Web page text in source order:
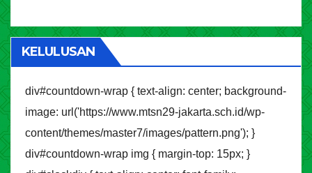
KELULUSAN
div#countdown-wrap { text-align: center; background-
image: url('https://www.mtsn29-jakarta.sch.id/wp-
content/themes/master7/images/pattern.png'); }
div#countdown-wrap img { margin-top: 15px; }